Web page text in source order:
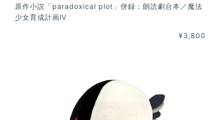
原作小説「paradoxical plot」併録：朗読劇台本／魔法
少女育成計画Ⅳ
¥3,800